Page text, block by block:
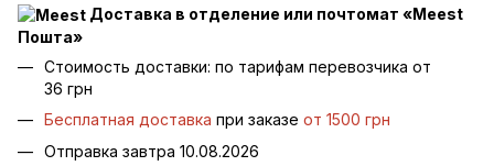
Доставка в отделение или почтомат «Meest
Пошта»
Стоимость доставки: по тарифам перевозчика от
36 грн
Бесплатная доставка при заказе от 1500 грн
Отправка завтра 10.08.2026